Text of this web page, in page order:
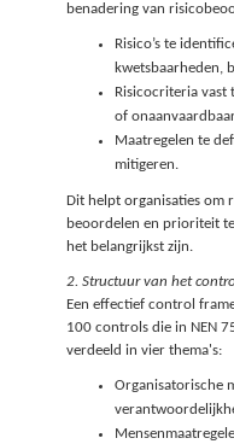
benadering van
Risico’s te
kwetsbaarheden,
Risicocriteria vast
of
Maatregelen te
mitigeren.
Dit helpt organisaties om
beoordelen en prioriteit
het belangrijkst zijn.
2. Structuur van het
Een effectief control
100 controls die in NEN
verdeeld in vier thema's:
Organisatorische